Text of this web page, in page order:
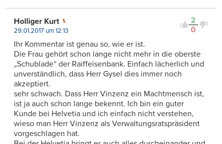
2
0
Holliger Kurt
29.01.2017 um 12:13
Ihr Kommentar ist genau so, wie er ist.
Die Frau gehört schon lange nicht mehr in die oberste
„Schublade“ der Raiffeisenbank. Einfach lächerlich und
unverständlich, dass Herr Gysel dies immer noch
akzeptiert.
sehr schwach. Dass Herr Vinzenz ein Machtmensch ist,
ist ja auch schon lange bekennt. Ich bin ein guter
Kunde bei Helvetia und ich einfach nicht verstehen,
wieso man Herr Vinzenz als Verwaltungsratspräsident
vorgeschlagen hat.